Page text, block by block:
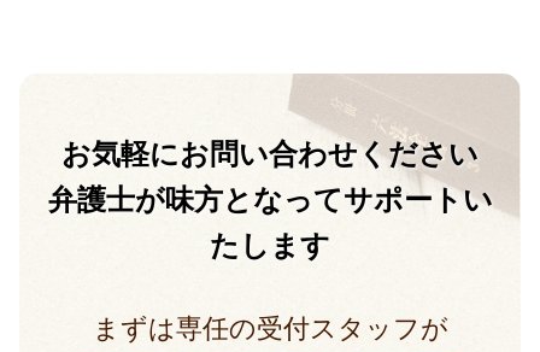
お気軽にお問い合わせください
弁護士が味方となってサポートい
たします
まずは専任の受付スタッフが